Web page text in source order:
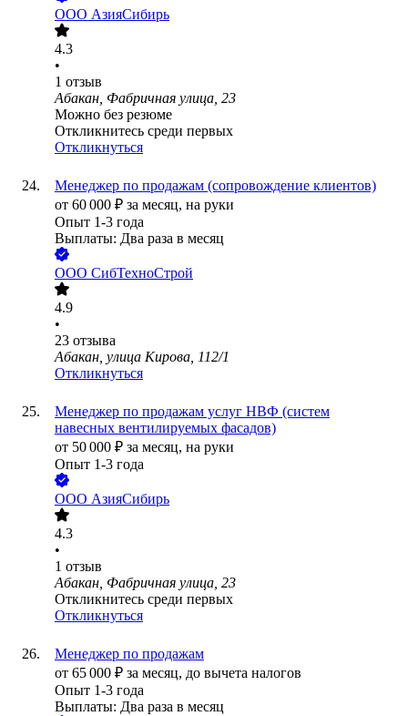
ООО АзияСибирь
4.3
•
1 отзыв
Абакан, Фабричная улица, 23
Можно без резюме
Откликнитесь среди первых
Откликнуться
Менеджер по продажам (сопровождение клиентов)
от 60 000 ₽ за месяц, на руки
Опыт 1-3 года
Выплаты: Два раза в месяц
ООО СибТехноСтрой
4.9
•
23 отзыва
Абакан, улица Кирова, 112/1
Откликнуться
Менеджер по продажам услуг НВФ (систем
навесных вентилируемых фасадов)
от 50 000 ₽ за месяц, на руки
Опыт 1-3 года
ООО АзияСибирь
4.3
•
1 отзыв
Абакан, Фабричная улица, 23
Откликнитесь среди первых
Откликнуться
Менеджер по продажам
от 65 000 ₽ за месяц, до вычета налогов
Опыт 1-3 года
Выплаты: Два раза в месяц